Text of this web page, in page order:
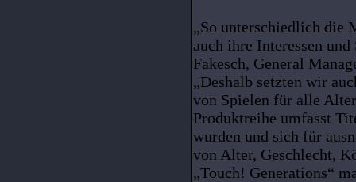
„So unterschiedlich die
auch ihre Interessen
Fakesch, General
„Deshalb setzten wir
von Spielen für alle
Produktreihe umfasst
wurden und sich für
von Alter, Geschlecht,
„Touch! Generations“